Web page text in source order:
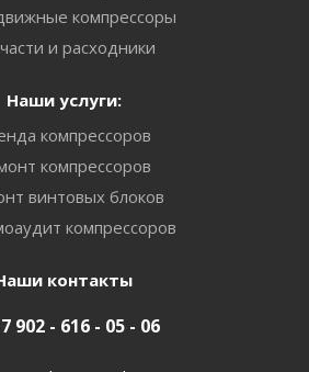
компрессоры
и расходники
Наши услуги:
компрессоров
компрессоров
винтовых блоков
компрессоров
контакты
902 - 616 - 05 - 06